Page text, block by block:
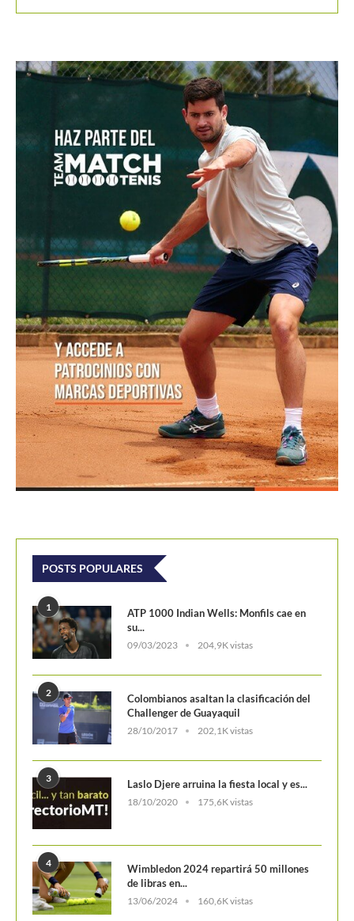
POSTS POPULARES
1
ATP 1000 Indian Wells: Monfils cae en
su...
09/03/2023 204,9K vistas
2
Colombianos asaltan la clasificación del
Challenger de Guayaquil
28/10/2017 202,1K vistas
3 Laslo Djere arruina la fiesta local y es...
18/10/2020 175,6K vistas
4
Wimbledon 2024 repartirá 50 millones
de libras en...
13/06/2024 160,6K vistas